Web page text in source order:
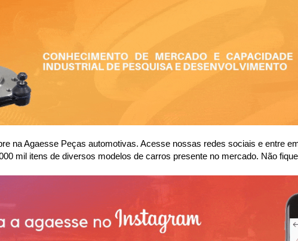
na Agaesse Peças automotivas. Acesse nossas redes sociais e entre
mil itens de diversos modelos de carros presente no mercado. Não